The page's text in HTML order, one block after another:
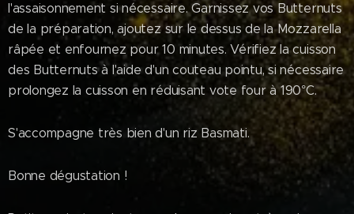
l'assaisonnement si nécessaire. Garnissez vos Butternuts
de la préparation, ajoutez sur le dessus de la Mozzarella
râpée et enfournez pour 10 minutes. Vérifiez la cuisson
des Butternuts à l'aide d'un couteau pointu, si nécessaire
prolongez la cuisson en réduisant vote four à 190°C.
S'accompagne très bien d'un riz Basmati.
Bonne dégustation !